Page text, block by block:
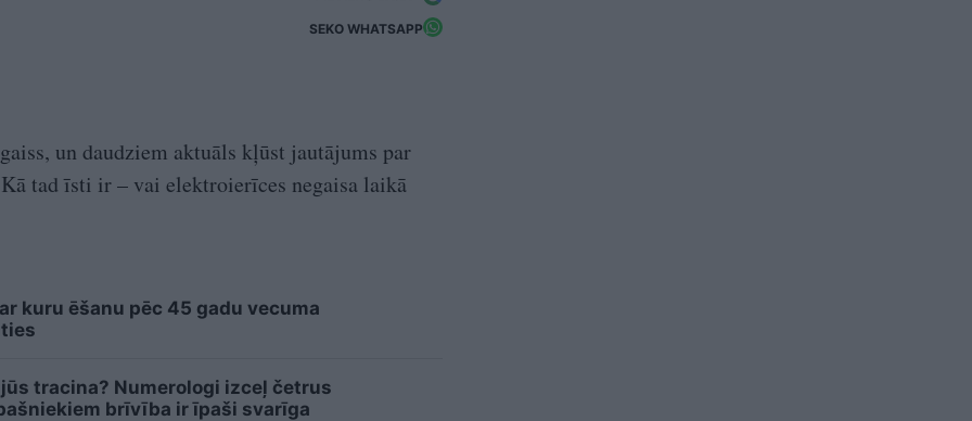
SEKO WHATSAPP
un daudziem aktuāls kļūst jautājums par
tad īsti ir – vai elektroierīces negaisa laikā
kuru ēšanu pēc 45 gadu vecuma
tracina? Numerologi izceļ četrus
brīvība ir īpaši svarīga